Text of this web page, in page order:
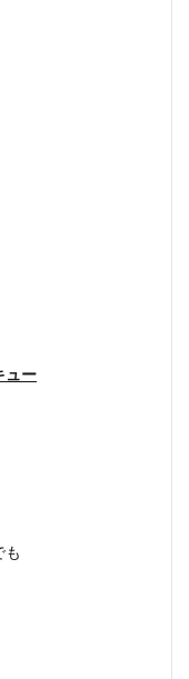
ュー
も